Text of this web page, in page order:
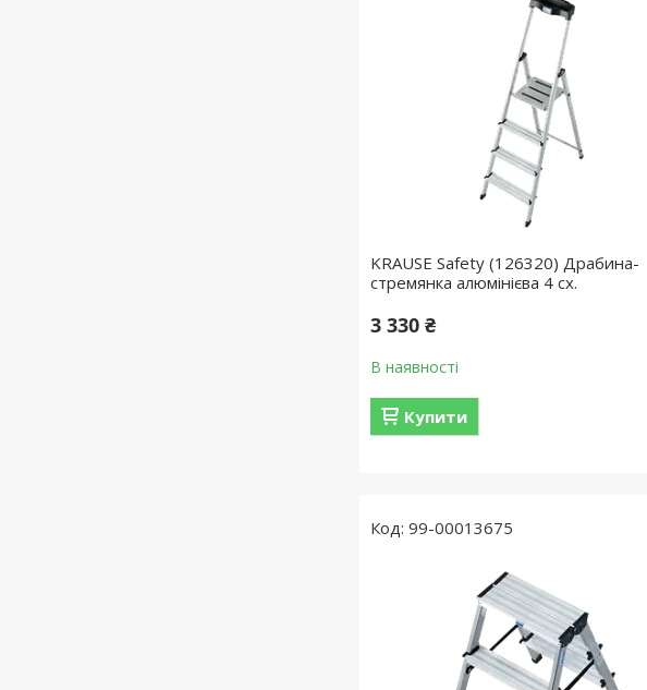
KRAUSE Safety (126320) Драбина-
стремянка алюмінієва 4 сх.
3 330 ₴
В наявності
Купити
99-00013675